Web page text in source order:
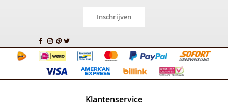
Inschrijven
Klantenservice